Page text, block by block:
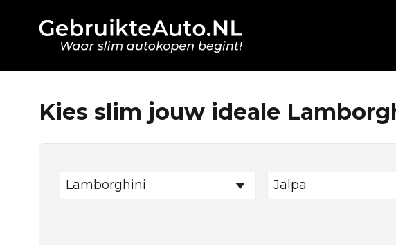
Kies slim jouw ideale
Lamborghini Jalpa